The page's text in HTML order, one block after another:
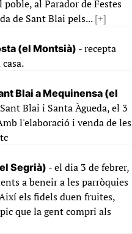
al Parador de Festes
de Sant Blai pels...[+]
(el Montsià) - recepta
Blai a Mequinensa (el
Blai i Santa Àgueda, el 3
l'elaboració i venda de les
Segrià) - el dia 3 de febrer,
a beneir a les parròquies
els fidels duen fruites,
que la gent compri als